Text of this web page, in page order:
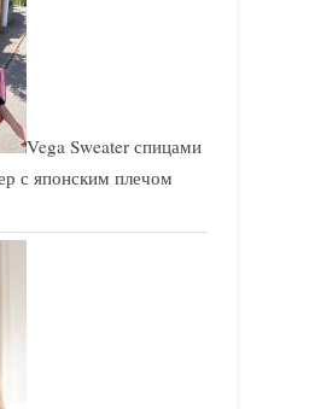
Vega Sweater спицами
с японским плечом